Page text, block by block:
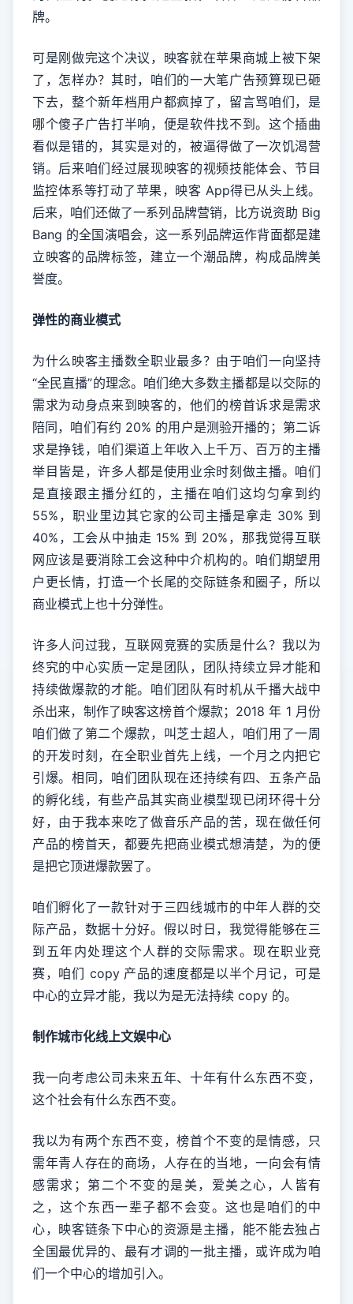
牌。
可是刚做完这个决议，映客就在苹果商城上被下架
了，怎样办？其时，咱们的一大笔广告预算现已砸
下去，整个新年档用户都疯掉了，留言骂咱们，是
哪个傻子广告打半响，便是软件找不到。这个插曲
看似是错的，其实是对的，被逼得做了一次饥渴营
销。后来咱们经过展现映客的视频技能体会、节目
监控体系等打动了苹果，映客 App得已从头上线。
后来，咱们还做了一系列品牌营销，比方说资助 Big
Bang 的全国演唱会，这一系列品牌运作背面都是建
立映客的品牌标签，建立一个潮品牌，构成品牌美
誉度。
弹性的商业模式
为什么映客主播数全职业最多？由于咱们一向坚持
“全民直播”的理念。咱们绝大多数主播都是以交际的
需求为动身点来到映客的，他们的榜首诉求是需求
陪同，咱们有约 20% 的用户是测验开播的；第二诉
求是挣钱，咱们渠道上年收入上千万、百万的主播
举目皆是，许多人都是使用业余时刻做主播。咱们
是直接跟主播分红的，主播在咱们这均匀拿到约
55%，职业里边其它家的公司主播是拿走 30% 到
40%，工会从中抽走 15% 到 20%，那我觉得互联
网应该是要消除工会这种中介机构的。咱们期望用
户更长情，打造一个长尾的交际链条和圈子，所以
商业模式上也十分弹性。
许多人问过我，互联网竞赛的实质是什么？我以为
终究的中心实质一定是团队，团队持续立异才能和
持续做爆款的才能。咱们团队有时机从千播大战中
杀出来，制作了映客这榜首个爆款；2018 年 1 月份
咱们做了第二个爆款，叫芝士超人，咱们用了一周
的开发时刻，在全职业首先上线，一个月之内把它
引爆。相同，咱们团队现在还持续有四、五条产品
的孵化线，有些产品其实商业模型现已闭环得十分
好，由于我本来吃了做音乐产品的苦，现在做任何
产品的榜首天，都要先把商业模式想清楚，为的便
是把它顶进爆款罢了。
咱们孵化了一款针对于三四线城市的中年人群的交
际产品，数据十分好。假以时日，我觉得能够在三
到五年内处理这个人群的交际需求。现在职业竞
赛，咱们 copy 产品的速度都是以半个月记，可是
中心的立异才能，我以为是无法持续 copy 的。
制作城市化线上文娱中心
我一向考虑公司未来五年、十年有什么东西不变，
这个社会有什么东西不变。
我以为有两个东西不变，榜首个不变的是情感，只
需年青人存在的商场，人存在的当地，一向会有情
感需求；第二个不变的是美，爱美之心，人皆有
之，这个东西一辈子都不会变。这也是咱们的中
心，映客链条下中心的资源是主播，能不能去独占
全国最优异的、最有才调的一批主播，或许成为咱
们一个中心的增加引入。